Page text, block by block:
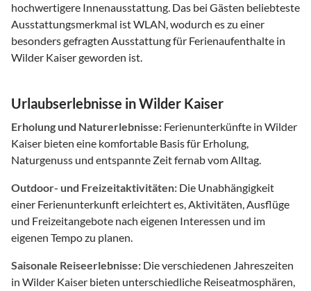
hochwertigere Innenausstattung. Das bei Gästen beliebteste
Ausstattungsmerkmal ist WLAN, wodurch es zu einer
besonders gefragten Ausstattung für Ferienaufenthalte in
Wilder Kaiser geworden ist.
Urlaubserlebnisse in Wilder Kaiser
Erholung und Naturerlebnisse: Ferienunterkünfte in Wilder
Kaiser bieten eine komfortable Basis für Erholung,
Naturgenuss und entspannte Zeit fernab vom Alltag.
Outdoor- und Freizeitaktivitäten: Die Unabhängigkeit
einer Ferienunterkunft erleichtert es, Aktivitäten, Ausflüge
und Freizeitangebote nach eigenen Interessen und im
eigenen Tempo zu planen.
Saisonale Reiseerlebnisse: Die verschiedenen Jahreszeiten
in Wilder Kaiser bieten unterschiedliche Reiseatmosphären,